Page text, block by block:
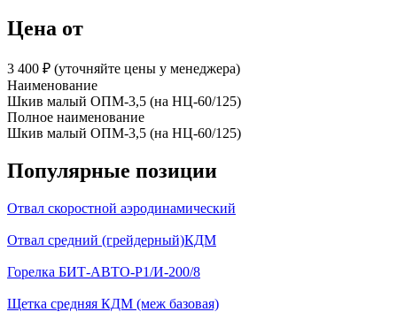
Цена от
3 400 ₽︁ (уточняйте цены у менеджера)
Наименование
Шкив малый ОПМ-3,5 (на НЦ-60/125)
Полное наименование
Шкив малый ОПМ-3,5 (на НЦ-60/125)
Популярные позиции
Отвал скоростной аэродинамический
Отвал средний (грейдерный)КДМ
Горелка БИТ-АВТО-Р1/И-200/8
Щетка средняя КДМ (меж базовая)